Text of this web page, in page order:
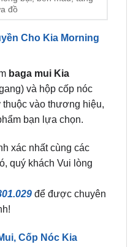
Cho Kia Morning
baga mui Kia
và hộp cốp nóc
vào thương hiệu,
bạn lựa chọn.
xác nhất cùng các
để được chuyên
Cốp Nóc Kia
nhận xe, kiểm tra nóc